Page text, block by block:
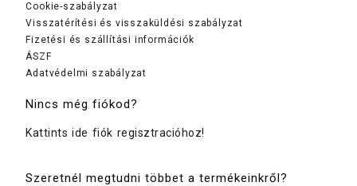
Cookie-szabályzat
Visszatérítési és visszaküldési szabályzat
Fizetési és szállítási információk
ÁSZF
Adatvédelmi szabályzat
Nincs még fiókod?
Kattints ide fiók regisztracióhoz!
Szeretnél megtudni többet a termékeinkről?